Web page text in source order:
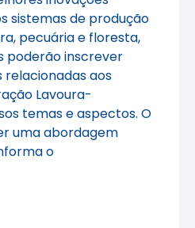
sistemas de produção
pecuária e floresta,
poderão inscrever
relacionadas aos
Lavoura-
temas e aspectos. O
uma abordagem
o